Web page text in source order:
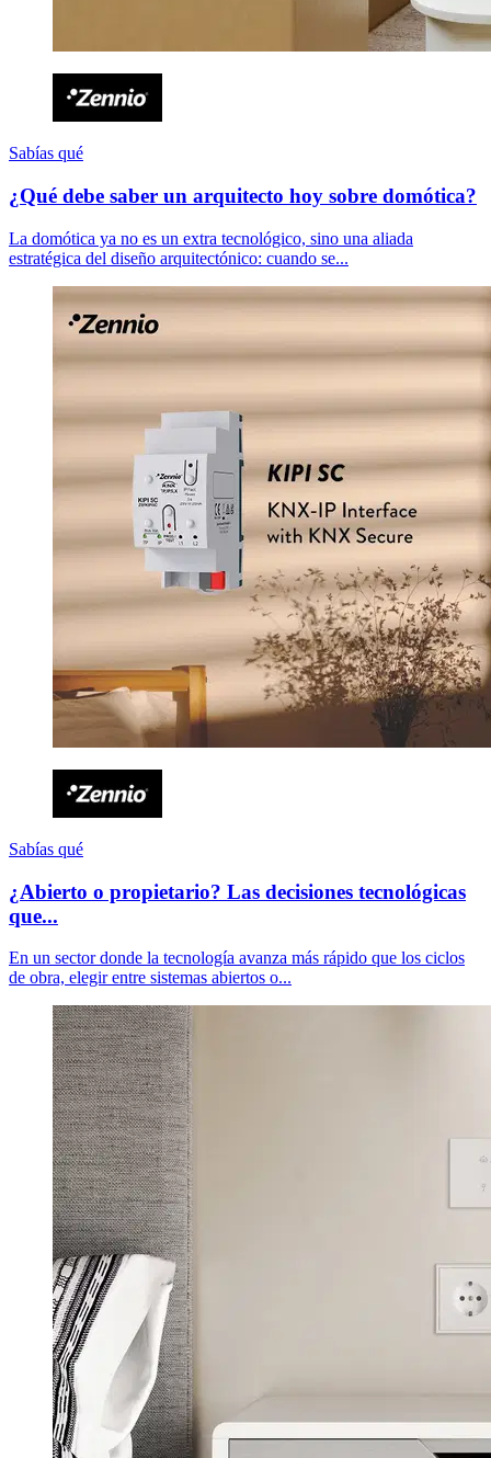
Sabías qué
¿Qué debe saber un arquitecto hoy sobre domótica?
La domótica ya no es un extra tecnológico, sino una aliada
estratégica del diseño arquitectónico: cuando se...
Sabías qué
¿Abierto o propietario? Las decisiones tecnológicas
que...
En un sector donde la tecnología avanza más rápido que los ciclos
de obra, elegir entre sistemas abiertos o...